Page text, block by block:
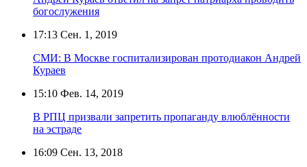
богослужения
17:13 Сен. 1, 2019
СМИ: В Москве госпитализирован протодиакон Андрей
Кураев
15:10 Фев. 14, 2019
В РПЦ призвали запретить пропаганду влюблённости
на эстраде
16:09 Сен. 13, 2018